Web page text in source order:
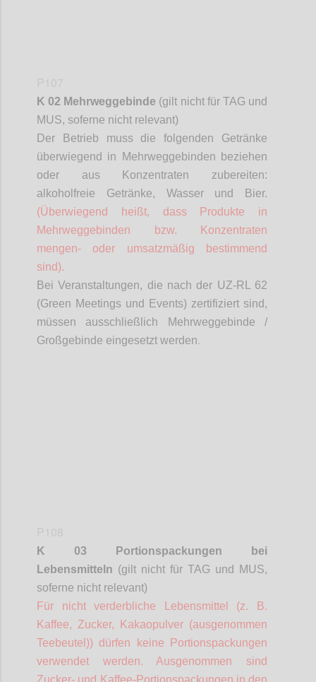
K 02 Mehrweggebinde (gilt nicht für TAG und
MUS, soferne nicht relevant)
Der Betrieb muss die folgenden Getränke
überwiegend in Mehrweggebinden beziehen
oder aus Konzentraten zubereiten:
alkoholfreie Getränke, Wasser und Bier.
(Überwiegend heißt, dass Produkte in
Mehrweggebinden bzw. Konzentraten
mengen- oder umsatzmäßig bestimmend
sind).
Bei Veranstaltungen, die nach der UZ-RL 62
(Green Meetings und Events) zertifiziert sind,
müssen ausschließlich Mehrweggebinde /
Großgebinde eingesetzt werden.
K 03 Portionspackungen bei
Lebensmitteln (gilt nicht für TAG und MUS,
soferne nicht relevant)
Für nicht verderbliche Lebensmittel (z. B.
Kaffee, Zucker, Kakaopulver (ausgenommen
Teebeutel)) dürfen keine Portionspackungen
verwendet werden. Ausgenommen sind
Zucker- und Kaffee-Portionspackungen in den